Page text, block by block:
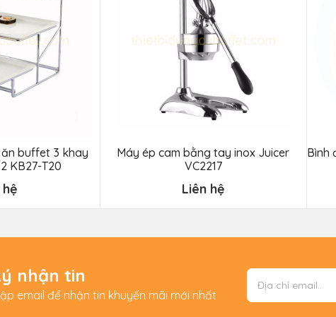
buffet 3 khay
KB27-T20
Máy ép cam bằng tay inox Juicer
VC2217
Liên hệ
Bình
nhận tin
email để nhận tin khuyến mãi mới nhất